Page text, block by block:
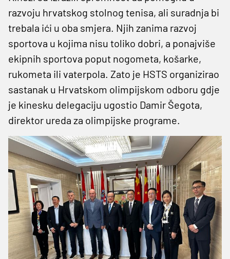
razvoju hrvatskog stolnog tenisa, ali suradnja bi
trebala ići u oba smjera. Njih zanima razvoj
sportova u kojima nisu toliko dobri, a ponajviše
ekipnih sportova poput nogometa, košarke,
rukometa ili vaterpola. Zato je HSTS organizirao
sastanak u Hrvatskom olimpijskom odboru gdje
je kinesku delegaciju ugostio Damir Šegota,
direktor ureda za olimpijske programe.